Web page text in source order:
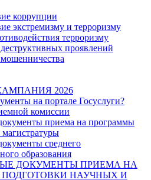
коррупции
экстремизму и терроризму
терроризму
проявлений
2026
на портале Госуслуги?
комиссии
приема на программы
магистратуры
среднего
образования
ДОКУМЕНТЫ ПРИЕМА НА
НАУЧНЫХ И